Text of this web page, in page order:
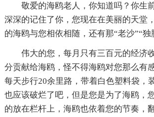
敬爱的海鸥老人，你知道吗？你生
深深的记住了你，您现在在美丽的天堂
的海鸥与您相依相随，还有那“老沙”“独
伟大的您，每月只有三百元的经济
分贡献给海鸥，怪不得海鸥对您那么有
每天步行20余里路，带着白色塑料袋，
也应该破烂了吧，但是您是为了海鸥，
的放在栏杆上，海鸥也依着您的节奏，